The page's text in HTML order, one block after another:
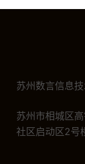
苏州数言信息
苏州市相城区
社区启动区2号